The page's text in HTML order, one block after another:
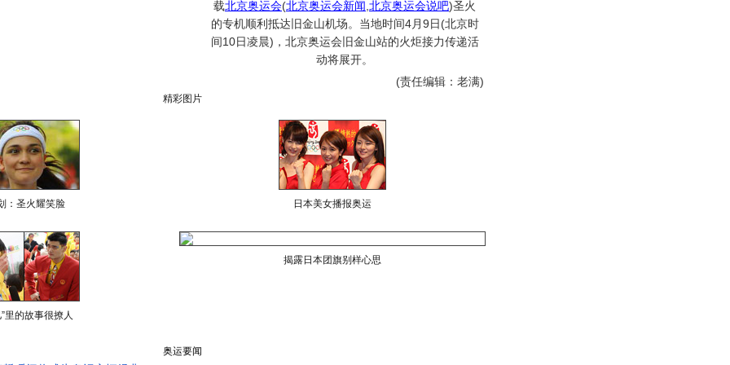
载北京奥运会(北京奥运会新闻 北京奥运会说吧)圣火
的专机顺利抵达旧金山机场。当地时间4月9日(北京时
间10日凌晨)，北京奥运会旧金山站的火炬接力传递活
动将展开。
(责任编辑：老满)
精彩图片
：圣火耀笑脸 日本美女播报奥运
”里的故事很撩人
揭露日本团旗别样心思
奥运要闻